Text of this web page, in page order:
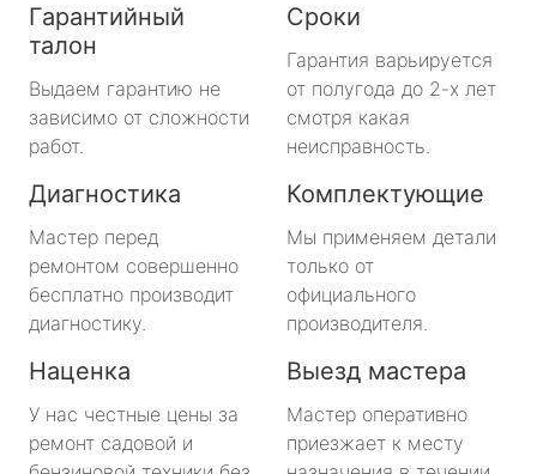
Гарантийный
талон
Выдаем гарантию не
зависимо от сложности
работ.
Сроки
Гарантия варьируется
от полугода до 2-х лет
смотря какая
неисправность.
Диагностика
Мастер перед
ремонтом совершенно
бесплатно производит
диагностику.
Комплектующие
Мы применяем детали
только от
официального
производителя.
Наценка
У нас честные цены за
ремонт садовой и
Выезд мастера
Мастер оперативно
приезжает к месту